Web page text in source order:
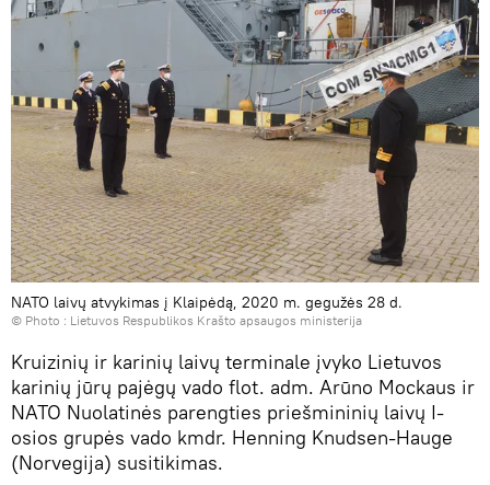
NATO laivų atvykimas į Klaipėdą, 2020 m. gegužės 28 d.
© Photo : Lietuvos Respublikos Krašto apsaugos ministerija
Kruizinių ir karinių laivų terminale įvyko Lietuvos
karinių jūrų pajėgų vado flot. adm. Arūno Mockaus ir
NATO Nuolatinės parengties priešmininių laivų I-
osios grupės vado kmdr. Henning Knudsen-Hauge
(Norvegija) susitikimas.